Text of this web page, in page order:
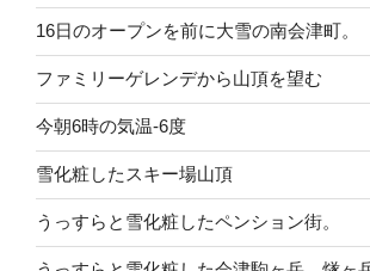
16日のオープンを前に大雪の南会津町。
ファミリーゲレンデから山頂を望む
今朝6時の気温-6度
雪化粧したスキー場山頂
うっすらと雪化粧したペンション街。